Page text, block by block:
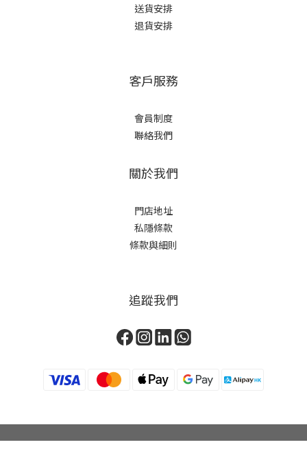
送貨安排
退貨安排
客戶服務
會員制度
聯絡我們
關於我們
門店地址
私隱條款
條款與細則
追蹤我們